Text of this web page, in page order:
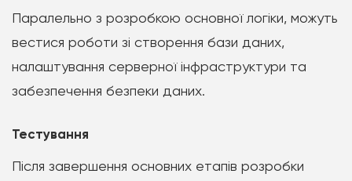
Паралельно з розробкою основної логіки, можуть
вестися роботи зі створення бази даних,
налаштування серверної інфраструктури та
забезпечення безпеки даних.
Тестування
Після завершення основних етапів розробки